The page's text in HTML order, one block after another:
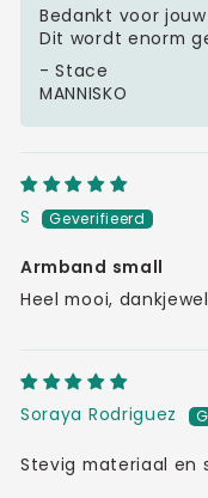
Bedankt voor
Dit wordt enorm
- Stace
MANNISKO
S
Armband small
Heel mooi,
Soraya Rodriguez
Stevig materiaal en